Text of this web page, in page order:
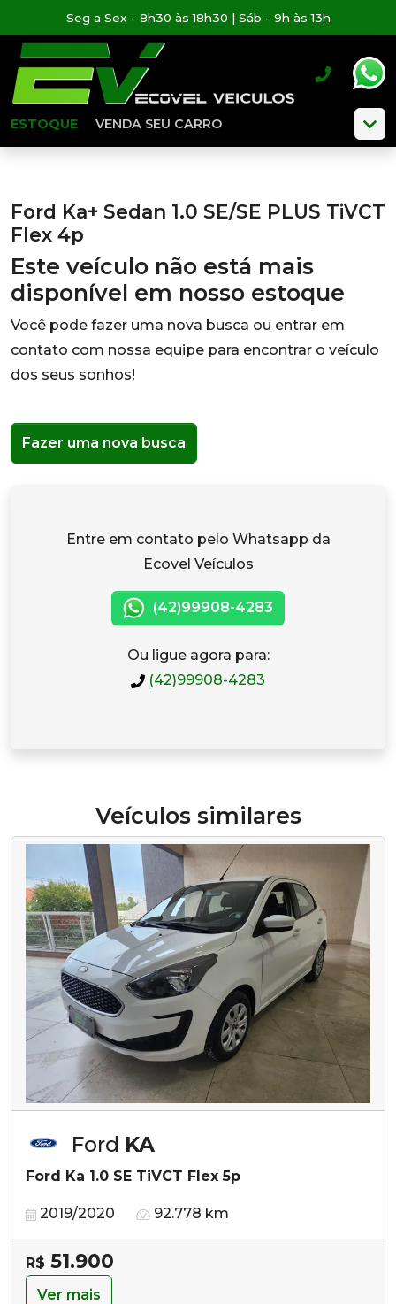
Seg a Sex - 8h30 às 18h30 | Sáb - 9h às 13h
ESTOQUE VENDA SEU CARRO
Ford Ka+ Sedan 1.0 SE/SE PLUS TiVCT
Flex 4p
Este veículo não está mais
disponível em nosso estoque
Você pode fazer uma nova busca ou entrar em
contato com nossa equipe para encontrar o veículo
dos seus sonhos!
Fazer uma nova busca
Entre em contato pelo Whatsapp da
Ecovel Veículos
(42)99908-4283
Ou ligue agora para:
(42)99908-4283
Veículos similares
Ford KA
Ford Ka 1.0 SE TiVCT Flex 5p
2019/2020 92.778 km
R$ 51.900
Ver mais